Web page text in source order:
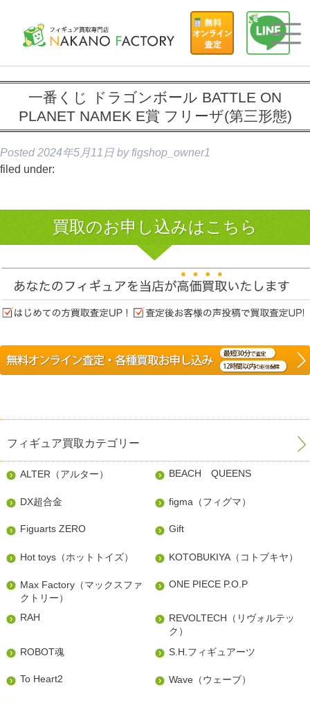
一番くじ ドラゴンボール BATTLE ON
PLANET NAMEK E賞 フリーザ(第三形態)
Posted 2024年5月11日 by figshop_owner1
filed under:
買取のお申し込みはこちら
フィギュア買取カテゴリー
ALTER（アルター） BEACH QUEENS
DX超合金 figma（フィグマ）
Figuarts ZERO Gift
Hot toys（ホットトイズ） KOTOBUKIYA（コトブキヤ）
Max Factory（マックスファ
クトリー）
ONE PIECE P.O.P
RAH
REVOLTECH（リヴォルテッ
ク）
ROBOT魂
S.H.フィギュアーツ
To Heart2 Wave（ウェーブ）